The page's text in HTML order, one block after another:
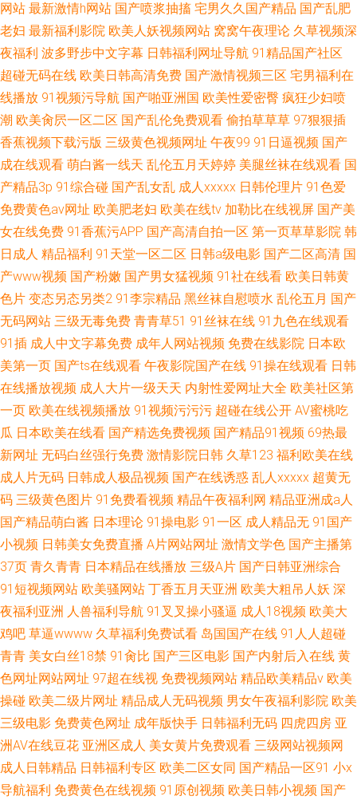
网站 最新激情h网站 国产喷浆抽搐 宅男久久国产精品 国产乱肥
老妇 最新福利影院 欧美人妖视频网站 窝窝午夜理论 久草视频深
夜福利 波多野步中文字幕 日韩福利网址导航 91精品国产社区
超碰无码在线 欧美日韩高清免费 国产激情视频三区 宅男福利在
线播放 91视频污导航 国产啪亚洲国 欧美性爱密臀 疯狂少妇喷
潮 欧美肏屄一区二区 国产乱伦免费观看 偷拍草草草 97狠狠插
香蕉视频下载污版 三级黄色视频网址 午夜99 91日逼视频 国产
成在线观看 萌白酱一线天 乱伦五月天婷婷 美腿丝袜在线观看 国
产精品3p 91综合碰 国产乱女乱 成人xxxxx 日韩伦理片 91色爱
免费黄色av网址 欧美肥老妇 欧美在线tv 加勒比在线视屏 国产美
女在线免费 91香蕉污APP 国产高清自拍一区 第一页草草影院 韩
日成人 精品福利 91天堂一区二区 日韩a级电影 国产二区高清 国
产www视频 国产粉嫩 国产男女猛视频 91社在线看 欧美日韩黄
色片 变态另态另类2 91李宗精品 黑丝袜自慰喷水 乱伦五月 国产
无码网站 三级无毒免费 青青草51 91丝袜在线 91九色在线观看
91插 成人中文字幕免费 成年人网站视频 免费在线影院 日本欧
美第一页 国产ts在线观看 午夜影院国产在线 91操在线观看 日韩
在线播放视频 成人大片一级天天 内射性爱网址大全 欧美社区第
一页 欧美在线视频播放 91视频污污污 超碰在线公开 AV蜜桃吃
瓜 日本欧美在线看 国产精选免费视频 国产精品91视频 69热最
新网址 无码白丝强行免费 激情影院日韩 久草123 福利欧美在线
成人片无码 日韩成人极品视频 国产在线诱惑 乱人xxxxx 超黄无
码 三级黄色图片 91免费看视频 精品午夜福利网 精品亚洲成a人
国产精品萌白酱 日本理论 91操电影 91一区 成人精品无 91国产
小视频 日韩美女免费直播 A片网站网址 激情文学色 国产主播第
37页 青久青青 日本精品在线播放 三级A片 国产日韩亚洲综合
91短视频网站 欧美骚网站 丁香五月天亚洲 欧美大粗吊人妖 深
夜福利亚洲 人兽福利导航 91叉叉操小骚逼 成人18视频 欧美大
鸡吧 草逼wwww 久草福利免费试看 岛国国产在线 91人人超碰
青青 美女白丝18禁 91肏比 国产三区电影 国产内射后入在线 黄
色网址网站网址 97超在线视 免费视频网站 精品欧美精品v 欧美
操碰 欧美二级片网址 精品成人无码视频 男女午夜福利影院 欧美
三级电影 免费黄色网址 成年版快手 日韩福利无码 四虎四房 亚
洲AV在线豆花 亚洲区成人 美女黄片免费观看 三级网站视频网
成人日韩精品 日韩福利专区 欧美二区女同 国产精品一区91 小x
导航福利 免费黄色在线视频 91原创视频 欧美日韩小视频 国产